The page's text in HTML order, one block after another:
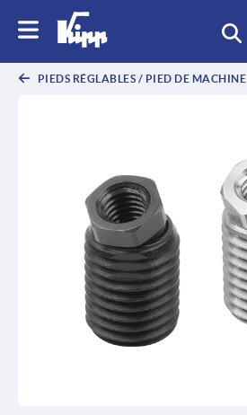
PIEDS RÉGLABLES / PIED DE MACHINE